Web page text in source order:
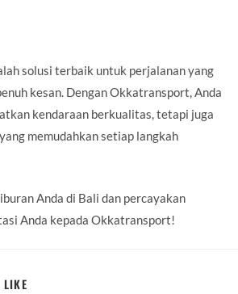
solusi terbaik untuk perjalanan yang
kesan. Dengan Okkatransport, Anda
kendaraan berkualitas, tetapi juga
memudahkan setiap langkah
Anda di Bali dan percayakan
Anda kepada Okkatransport!
LIKE